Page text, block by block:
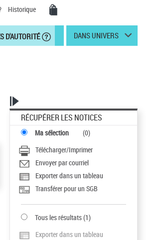
Historique
D'AUTORITÉ DANS UNIVERS
RÉCUPÉRER LES NOTICES
Ma sélection (0)
Télécharger/Imprimer
Envoyer par courriel
Exporter dans un tableau
Transférer pour un SGB
Tous les résultats(1)
Exporter dans un tableau